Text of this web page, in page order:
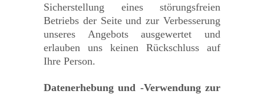
Sicherstellung eines störungsfreien
Betriebs der Seite und zur Verbesserung
unseres Angebots ausgewertet und
erlauben uns keinen Rückschluss auf
Ihre Person.
Datenerhebung und -Verwendung zur